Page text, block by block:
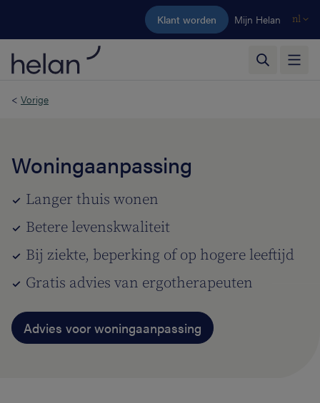
Ga naar de hoofdinhoud
Klant worden Mijn Helan nl
< Vorige
Woningaanpassing
Langer thuis wonen
Betere levenskwaliteit
Bij ziekte, beperking of op hogere leeftijd
Gratis advies van ergotherapeuten
Advies voor woningaanpassing